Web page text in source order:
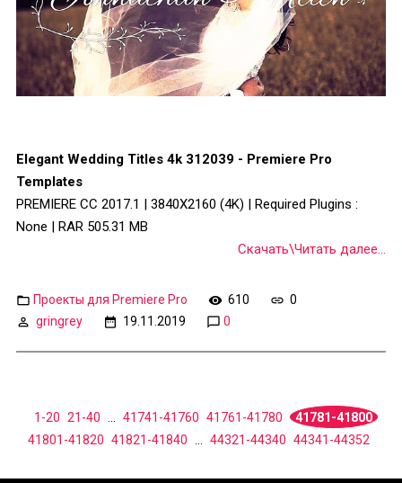
Elegant Wedding Titles 4k 312039 - Premiere Pro
Templates
PREMIERE CC 2017.1 | 3840X2160 (4K) | Required Plugins :
None | RAR 505.31 MB
Скачать\Читать далее...
Проекты для Premiere Pro 610
0
gringrey
19.11.2019 0
1-20 21-40 41741-41760 41761-41780
41781-41800
41801-41820 41821-41840 44321-44340 44341-44352